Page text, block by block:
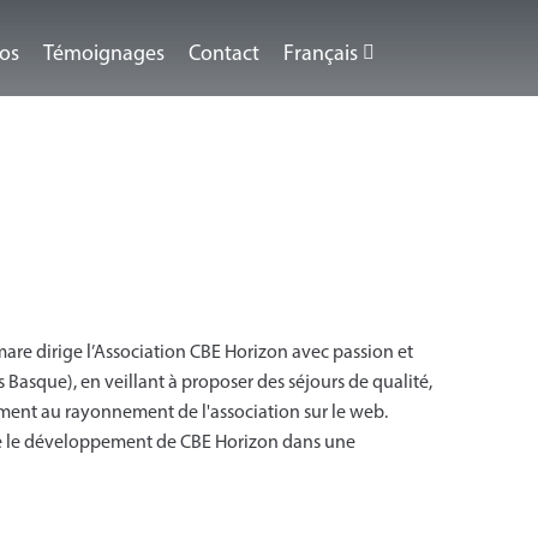
Témoignages Contact Français
dirige l’Association CBE Horizon avec passion et
en veillant à proposer des séjours de qualité,
au rayonnement de l'association sur le web.
développement de CBE Horizon dans une